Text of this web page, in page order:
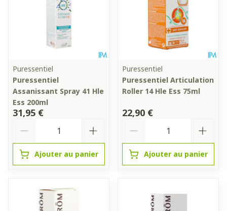
Puressentiel
Puressentiel
Assanissant Spray 41 Hle
Ess 200ml
31,95 €
Ajouter au panier
Puressentiel
Puressentiel Articulation
Roller 14 Hle Ess 75ml
22,90 €
Ajouter au panier